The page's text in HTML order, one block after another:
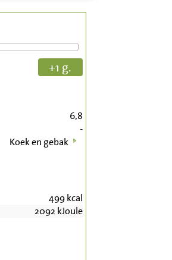
+1 g.
6,8
-
Koek en gebak
499kcal
2092 kJoule